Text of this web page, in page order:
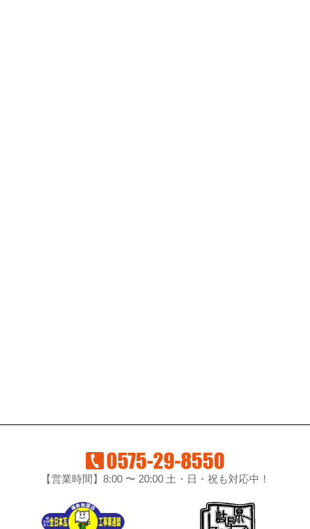
【営業時間】8:00 〜 20:00 土・日・祝も対応中！